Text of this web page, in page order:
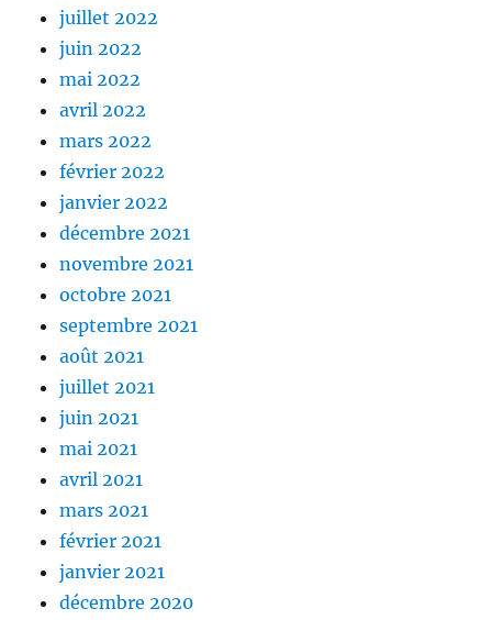
juillet 2022
juin 2022
mai 2022
avril 2022
mars 2022
février 2022
janvier 2022
décembre 2021
novembre 2021
octobre 2021
septembre 2021
août 2021
juillet 2021
juin 2021
mai 2021
avril 2021
mars 2021
février 2021
janvier 2021
décembre 2020